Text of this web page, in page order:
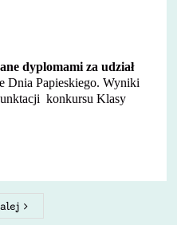
dyplomami za udział
Dnia Papieskiego. Wyniki
konkursu Klasy